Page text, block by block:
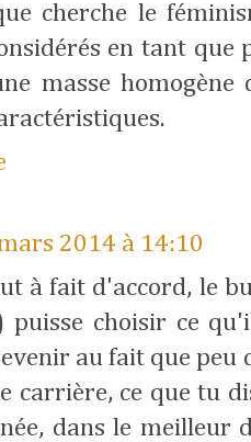
cherche le
en tant que
masse
2014 à 14:10
à fait d'accord, le
puisse choisir ce
au fait que peu
carrière, ce que tu
dans le meilleur